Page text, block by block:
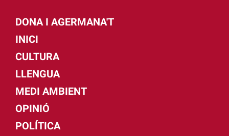
DONA I AGERMANA'T
INICI
CULTURA
LLENGUA
MEDI AMBIENT
OPINIÓ
POLÍTICA